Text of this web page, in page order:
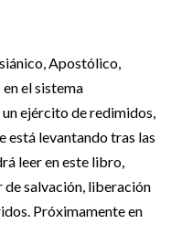
Apostólico,
el sistema
ejército de redimidos,
está levantando tras las
leer en este libro,
de salvación, liberación
Próximamente en